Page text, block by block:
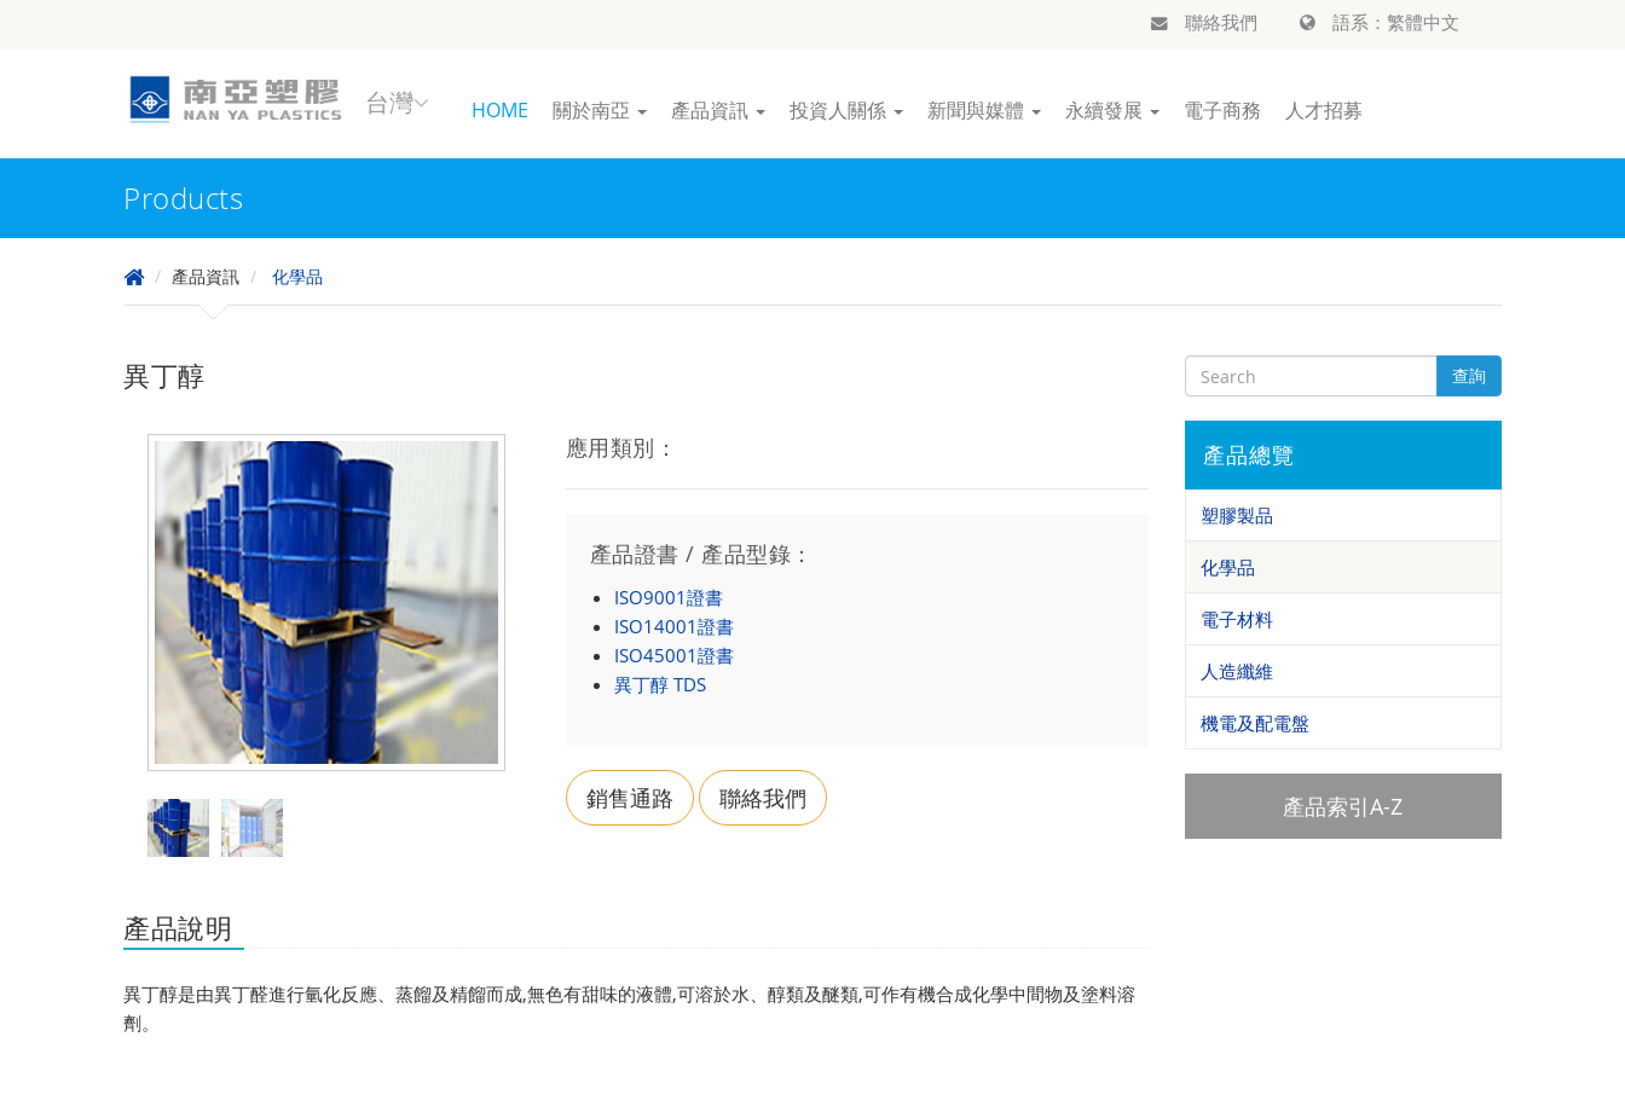
聯絡我們 語系：繁體中文
台灣 HOME 關於南亞 產品資訊 投資人關係 新聞與媒體 永續發展 電子商務 人才招募
Products
產品資訊 化學品
異丁醇
應用類別：
產品證書 / 產品型錄：
ISO9001證書
ISO14001證書
ISO45001證書
異丁醇 TDS
銷售通路 聯絡我們
產品說明
異丁醇是由異丁醛進行氫化反應、蒸餾及精餾而成,無色有甜味的液體,可溶於水、醇類及醚類,可作有機合成化學中間物及塗料溶
劑。
查詢
產品總覽
塑膠製品
化學品
電子材料
人造纖維
機電及配電盤
產品索引A-Z